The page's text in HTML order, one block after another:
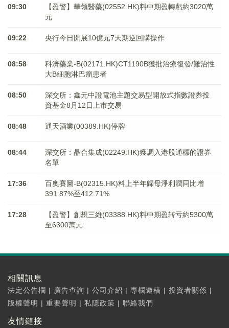
09:30
【盈警】華領醫藥(02552.HK)料中期盈轉虧約3020萬
元
09:22 央行今日開展10億元7天期逆回購操作
08:58
科濟藥業-B(02171.HK)CT1190B獲批治療復發/難治性
大B細胞淋巴瘤患者
08:50
深交所：鑫元中證電池主題交易型開放式指數證券投
資基金8月12日上市交易
08:48 通天酒業(00389.HK)停牌
08:44
深交所：晶合集成(02249.HK)獲調入港股通標的證券
名單
17:36
百奧賽圖-B(02315.HK)料上半年歸母淨利潤同比增
391.87%至412.71%
17:28
【盈警】創想三維(03388.HK)料中期盈转亏約5300萬
至6300萬元
相關訊息
法定公告欄 | 廣告查詢 | 公司介紹 | 專欄邀稿 | 投資者關係 |
版權聲明 | 重要聲明 | 私隱政策 | 聯絡我們
友情鏈接